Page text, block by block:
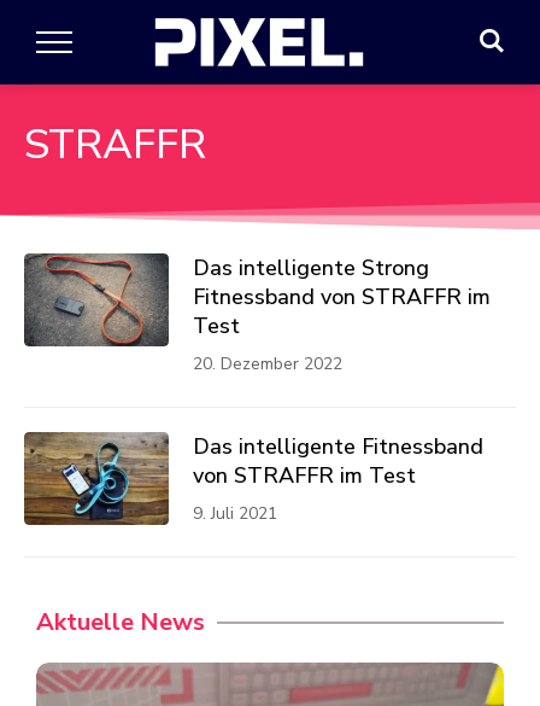
STRAFFR
Das intelligente Strong
Fitnessband von STRAFFR im
Test
20. Dezember 2022
Das intelligente Fitnessband
von STRAFFR im Test
9. Juli 2021
Aktuelle News